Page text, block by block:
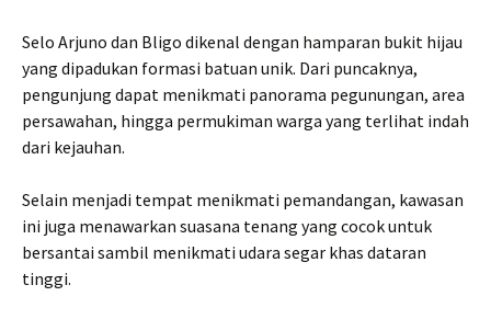
Selo Arjuno dan Bligo dikenal dengan hamparan bukit hijau
yang dipadukan formasi batuan unik. Dari puncaknya,
pengunjung dapat menikmati panorama pegunungan, area
persawahan, hingga permukiman warga yang terlihat indah
dari kejauhan.
Selain menjadi tempat menikmati pemandangan, kawasan
ini juga menawarkan suasana tenang yang cocok untuk
bersantai sambil menikmati udara segar khas dataran
tinggi.